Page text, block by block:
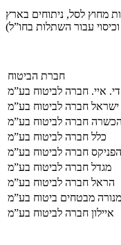
מחוץ לסל, ניתוחים בארץ
חברת הביטוח
די. איי. חברה לביטוח בע”מ
ישראל חברה לביטוח בע”מ
הכשרה חברה לביטוח בע”מ
כלל חברה לביטוח בע”מ
הפניקס חברה לביטוח בע”מ
מגדל חברה לביטוח בע”מ
הראל חברה לביטוח בע”מ
מנורה מבטחים ביטוח בע”מ
איילון חברה לביטוח בע”מ